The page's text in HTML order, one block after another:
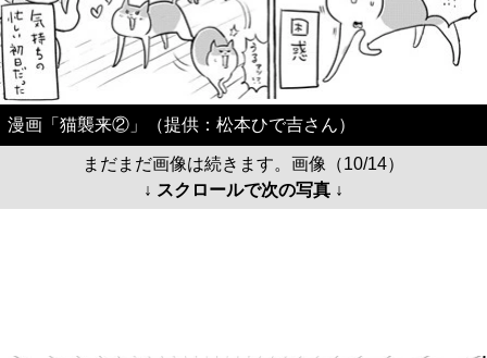
漫画「猫襲来②」（提供：松本ひで吉さん）
まだまだ画像は続きます。画像（10/14）
↓ スクロールで次の写真 ↓